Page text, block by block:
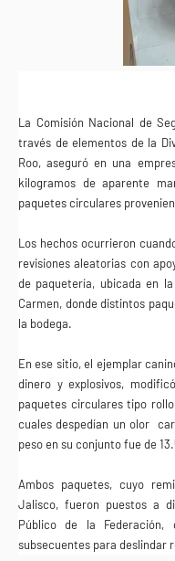
La Comisión Nacional de
través de elementos de la
Roo, aseguró en una
kilogramos de aparente
paquetes circulares
Los hechos ocurrieron
revisiones aleatorias con
de paquetería, ubicada en
Carmen, donde distintos
la bodega.
En ese sitio, el ejemplar
dinero y explosivos,
paquetes circulares tipo
cuales despedían un olor
peso en su conjunto fue de
Ambos paquetes, cuyo
Jalisco, fueron puestos a
Público de la Federación,
subsecuentes para deslindar